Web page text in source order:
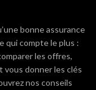
bonne assurance
qui compte le plus :
les offres,
donner les clés
nos conseils